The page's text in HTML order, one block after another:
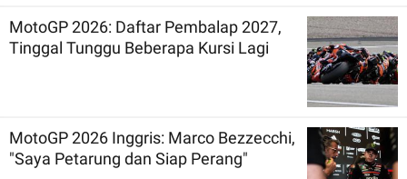
MotoGP 2026: Daftar Pembalap 2027,
Tinggal Tunggu Beberapa Kursi Lagi
MotoGP 2026 Inggris: Marco Bezzecchi,
"Saya Petarung dan Siap Perang"